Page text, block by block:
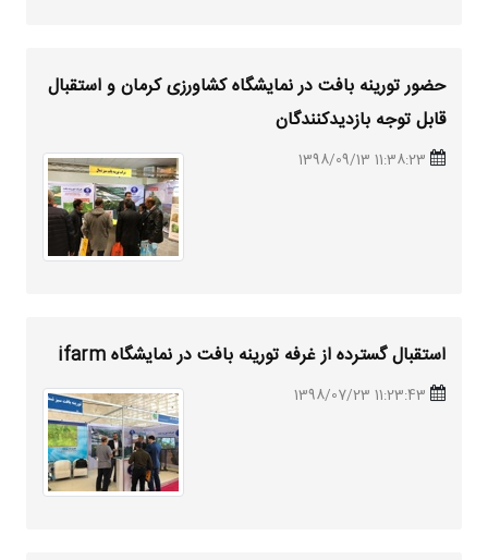
حضور تورینه بافت در نمایشگاه کشاورزی کرمان و استقبال
قابل توجه بازدیدکنندگان
11:38:23 1398/09/13
استقبال گسترده از غرفه تورینه بافت در نمایشگاه ifarm
11:23:43 1398/07/23